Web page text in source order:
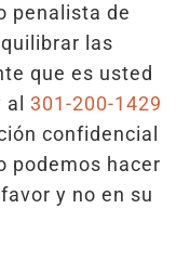
penalista de
las
que es usted
301-200-1429
confidencial
podemos hacer
y no en su